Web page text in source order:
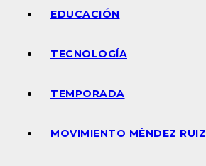
EDUCACIÓN
TECNOLOGÍA
TEMPORADA
MOVIMIENTO MÉNDEZ RUIZ